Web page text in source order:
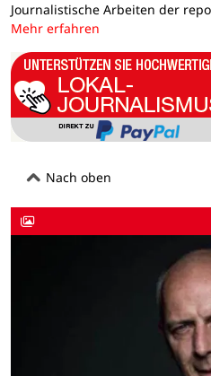
Journalistische Arbeiten der
Mehr erfahren
Nach oben